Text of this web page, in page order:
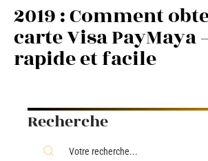
2019 : Comment
carte Visa PayMaya
rapide et facile
Recherche